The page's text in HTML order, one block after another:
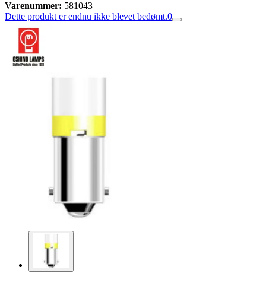
Varenummer: 581043
Dette produkt er endnu ikke blevet bedømt.0